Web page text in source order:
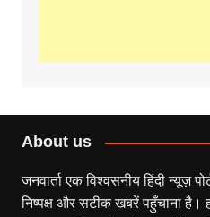
About us
जनवार्ता एक विश्वसनीय हिंदी न्यूज़
निष्पक्ष और सटीक खबरें पहुँचाना है।